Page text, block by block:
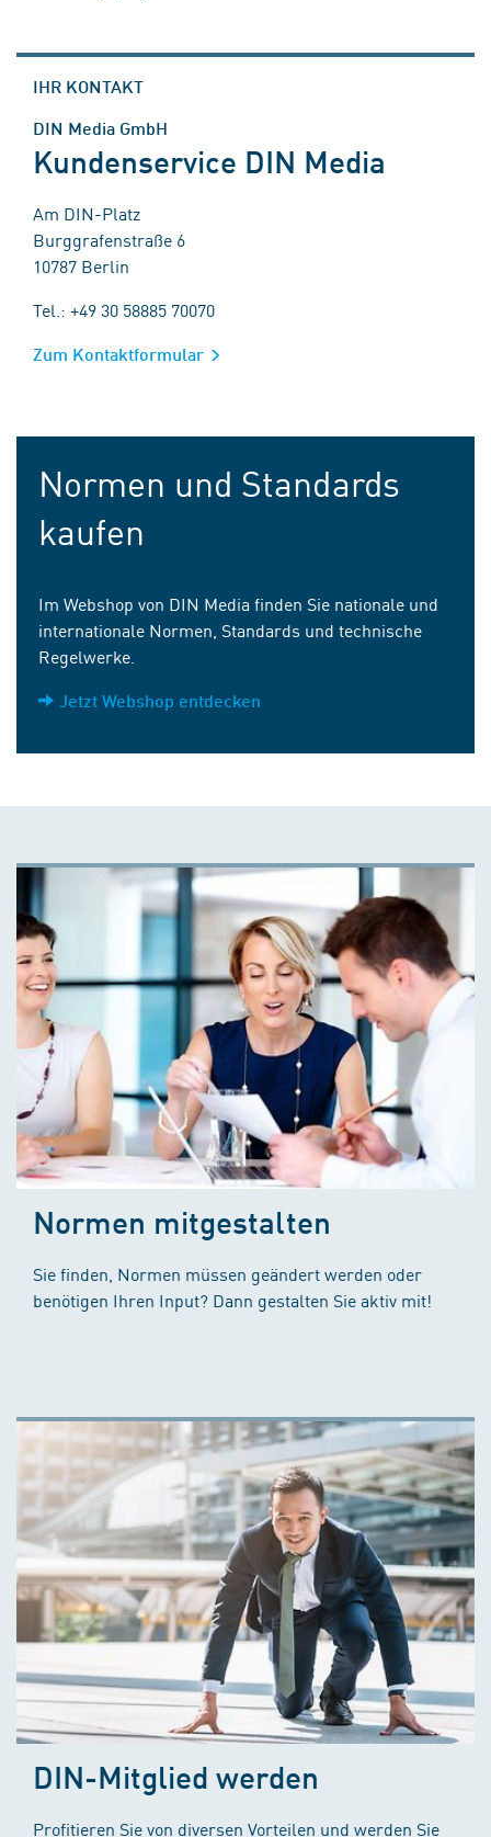
IHR KONTAKT
DIN Media GmbH
Kundenservice DIN Media
Am DIN-Platz
Burggrafenstraße 6
10787 Berlin
Tel.: +49 30 58885 70070
Zum Kontaktformular
Normen und Standards
kaufen
Im Webshop von DIN Media finden Sie nationale und
internationale Normen, Standards und technische
Regelwerke.
Jetzt Webshop entdecken
Normen mitgestalten
Sie finden, Normen müssen geändert werden oder
benötigen Ihren Input? Dann gestalten Sie aktiv mit!
DIN-Mitglied werden
Profitieren Sie von diversen Vorteilen und werden Sie